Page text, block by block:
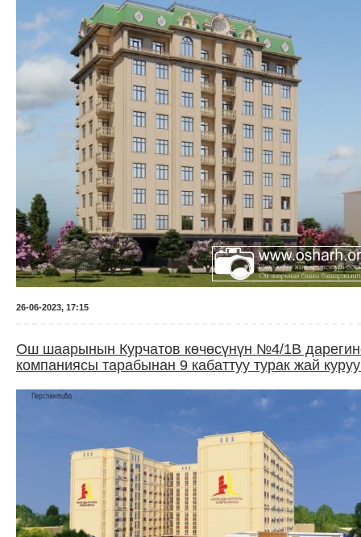
26-06-2023, 17:15
Ош шаарынын Курчатов көчөсүнүн №4/1В
компаниясы тарабынан 9 кабаттуу турак жай